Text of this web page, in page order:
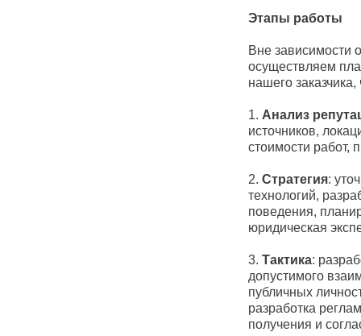
Этапы работы
Вне зависимости
осуществляем
нашего
1. Анализ
источников,
стоимости работ,
2. Стратегия:
технологий,
поведения,
юридическая
3. Тактика:
допустимого
публичных
разработка
получения и